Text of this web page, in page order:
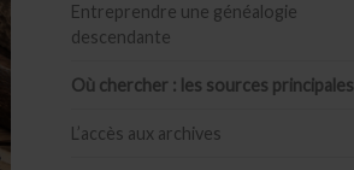
Entreprendre une généalogie
descendante
Où chercher : les sources principales
L’accès aux archives